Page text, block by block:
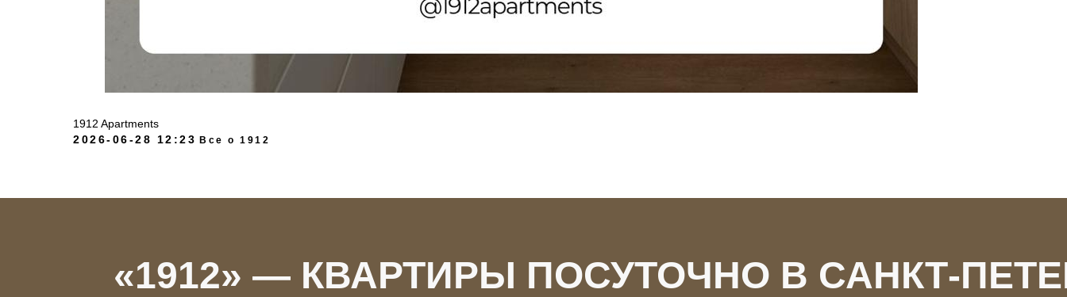
1912 Apartments
2026-06-28 12:23 Все о 1912
«1912» — КВАРТИРЫ ПОСУТОЧНО В САНКТ-